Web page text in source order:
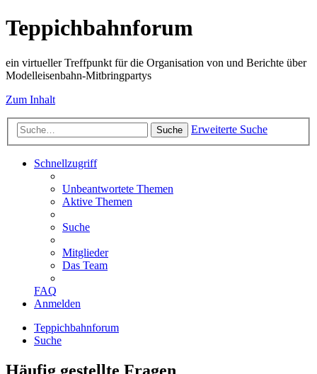
Teppichbahnforum
ein virtueller Treffpunkt für die Organisation von und Berichte über
Modelleisenbahn-Mitbringpartys
Zum Inhalt
Suche Erweiterte Suche
Schnellzugriff
Unbeantwortete Themen
Aktive Themen
Suche
Mitglieder
Das Team
FAQ
Anmelden
Teppichbahnforum
Suche